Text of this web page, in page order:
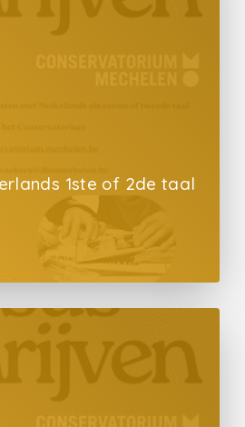
1ste of 2de taal